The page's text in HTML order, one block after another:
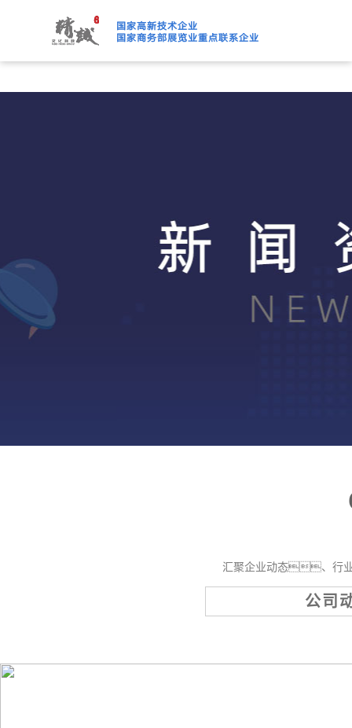
91桃色APP下载免费版,91
汇聚企业动态、行
公司